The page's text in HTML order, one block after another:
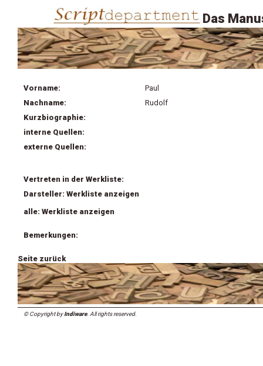
Das
Vorname:
Paul
Nachname:
Rudolf
Kurzbiographie:
interne Quellen:
externe Quellen:
Vertreten in der Werkliste:
Darsteller: Werkliste anzeigen
alle: Werkliste anzeigen
Bemerkungen:
Seite zurück
© Copyright byIndiware. All rights reserved.